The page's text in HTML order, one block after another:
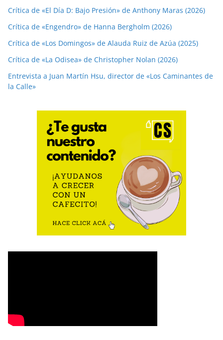
Crítica de «El Día D: Bajo Presión» de Anthony Maras (2026)
Crítica de «Engendro» de Hanna Bergholm (2026)
Crítica de «Los Domingos» de Alauda Ruiz de Azúa (2025)
Crítica de «La Odisea» de Christopher Nolan (2026)
Entrevista a Juan Martín Hsu, director de «Los Caminantes de
la Calle»